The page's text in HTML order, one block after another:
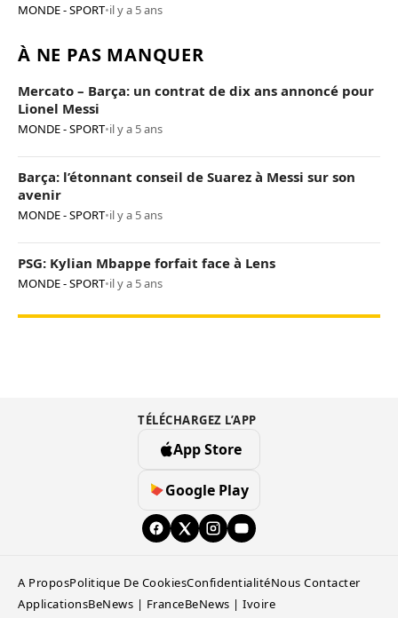
MONDE - SPORT•il y a 5 ans
À NE PAS MANQUER
Mercato – Barça: un contrat de dix ans annoncé pour
Lionel Messi
MONDE - SPORT•il y a 5 ans
Barça: l’étonnant conseil de Suarez à Messi sur son
avenir
MONDE - SPORT•il y a 5 ans
PSG: Kylian Mbappe forfait face à Lens
MONDE - SPORT•il y a 5 ans
TÉLÉCHARGEZ L’APP
App Store
Google Play
A ProposPolitique De CookiesConfidentialitéNous Contacter
ApplicationsBeNews | FranceBeNews | Ivoire